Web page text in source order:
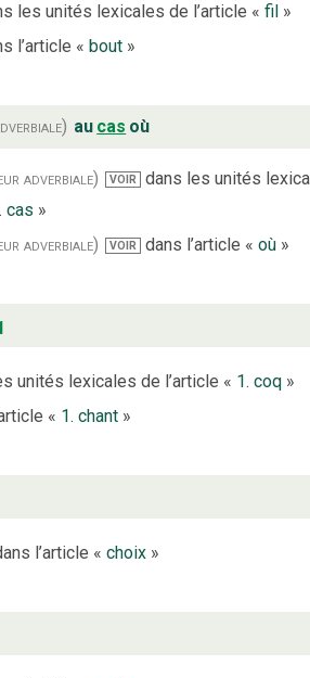
les unités lexicales de l’article « fil »
l’article « bout»
au cas où
adverbiale) VOIR
dans les unités
cas »
adverbiale)
VOIR dans l’article « où»
unités lexicales de l’article « 1. coq »
« 1. chant »
l’article « choix»